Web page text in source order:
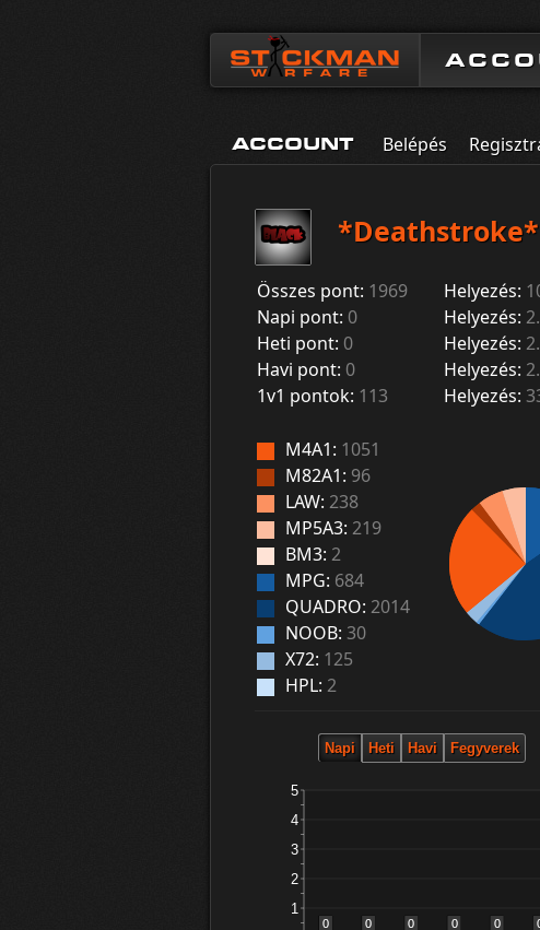
ACCOUNT Belépés
*Deathstroke*
Összes pont: 1969 Helyezés:
Napi pont: 0 Helyezés: 2.
Heti pont: 0 Helyezés: 2.
Havi pont: 0 Helyezés: 2.
1v1 pontok: 113 Helyezés:
M4A1: 1051
M82A1: 96
LAW: 238
MP5A3: 219
BM3: 2
MPG: 684
QUADRO: 2014
NOOB: 30
X72: 125
HPL: 2